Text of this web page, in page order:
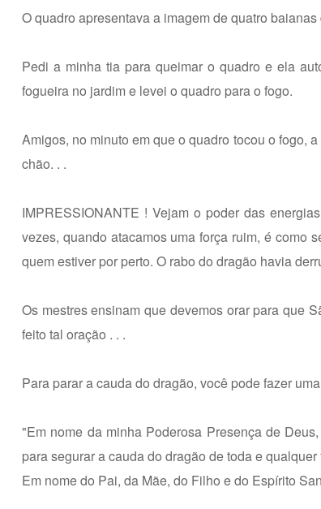
O quadro apresentava a imagem de quatro
Pedi a minha tia para queimar o quadro e ela
fogueira no jardim e levei o quadro para o fogo.
Amigos, no minuto em que o quadro tocou o fogo,
chão. . .
IMPRESSIONANTE ! Vejam o poder das
vezes, quando atacamos uma força ruim, é como
quem estiver por perto. O rabo do dragão havia
Os mestres ensinam que devemos orar para que
feito tal oração . . .
Para parar a cauda do dragão, você pode fazer
"Em nome da minha Poderosa Presença de
para segurar a cauda do dragão de toda e
Em nome do Pai, da Mãe, do Filho e do Espírito